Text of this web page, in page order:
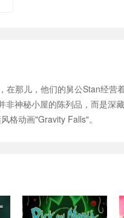
那儿，他们的舅公Stan经营
非神秘小屋的陈列品，而是
格动画"Gravity Falls"。